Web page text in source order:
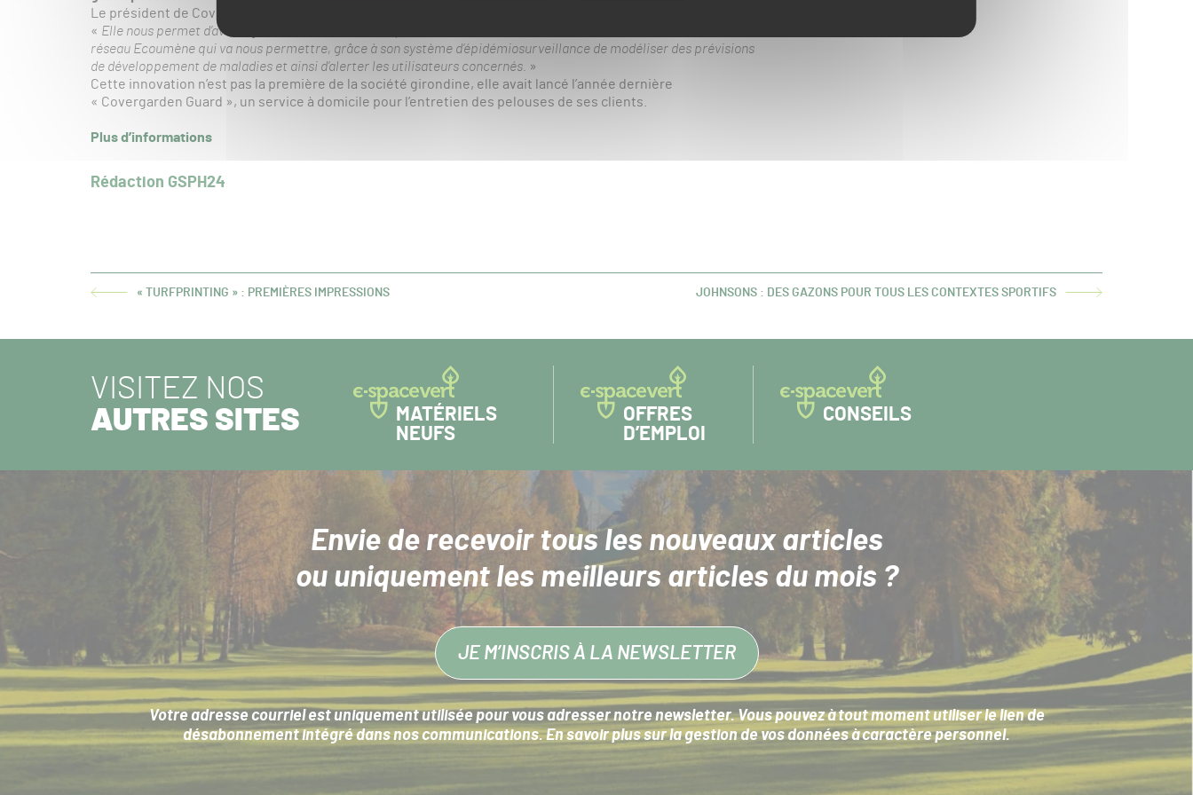
Le président de Covergarden, Arnaud Dugast, explique que cette application va au-delà du simple conseil :
« Elle nous permet d’avoir également un rôle dans la prévention des maladies. Nous travaillons en effet avec le
réseau Ecoumène qui va nous permettre, grâce à son système d’épidémiosurveillance de modéliser des prévisions
de développement de maladies et ainsi d’alerter les utilisateurs concernés. »
Cette innovation n’est pas la première de la société girondine, elle avait lancé l’année dernière
« Covergarden Guard », un service à domicile pour l’entretien des pelouses de ses clients.
Plus d’informations
Rédaction GSPH24
ARTICLE« TURFPRINTING » : PREMIÈRES IMPRESSIONS
ARTICLE
JOHNSONS : DES GAZONS POUR TOUS LES CONTEXTES SPORTIFS
VISITEZ NOS
AUTRES SITES
MATÉRIELS
NEUFS
OFFRES
D’EMPLOI
CONSEILS
Envie de recevoir tous les nouveaux articles
ou uniquement les meilleurs articles du mois ?
JE M’INSCRIS À LA NEWSLETTER
Votre adresse courriel est uniquement utilisée pour vous adresser notre newsletter. Vous pouvez à tout moment utiliser le lien de
désabonnement intégré dans nos communications. En savoir plus sur lagestion de vos données à caractère personnel.